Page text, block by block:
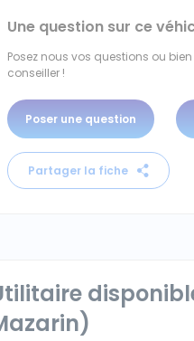
Une question sur ce
Posez nous vos questions ou
conseiller !
Poser une question
Partager la fiche